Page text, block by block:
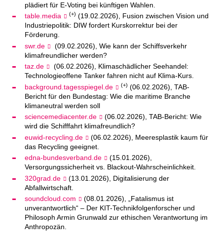
plädiert für E-Voting bei künftigen Wahlen.
table.media
(+) (19.02.2026), Fusion zwischen Vision und
Industriepolitik: DIW fordert Kurskorrektur bei der
Förderung.
swr.de
(09.02.2026), Wie kann der Schiffsverkehr
klimafreundlicher werden?
taz.de
(06.02.2026), Klimaschädlicher Seehandel:
Technologieoffene Tanker fahren nicht auf Klima-Kurs.
background.tagesspiegel.de
(+) (06.02.2026), TAB-
Bericht für den Bundestag: Wie die maritime Branche
klimaneutral werden soll
sciencemediacenter.de
(06.02.2026), TAB-Bericht: Wie
wird die Schifffahrt klimafreundlich?
euwid-recycling.de
(06.02.2026), Meeresplastik kaum für
das Recycling geeignet.
edna-bundesverband.de
(15.01.2026),
Versorgungssicherheit vs. Blackout-Wahrscheinlichkeit.
320grad.de
(13.01.2026), Digitalisierung der
Abfallwirtschaft.
soundcloud.com
(08.01.2026), „Fatalismus ist
unverantwortlich“ – Der KIT-Technikfolgenforscher und
Philosoph Armin Grunwald zur ethischen Verantwortung im
Anthropozän.